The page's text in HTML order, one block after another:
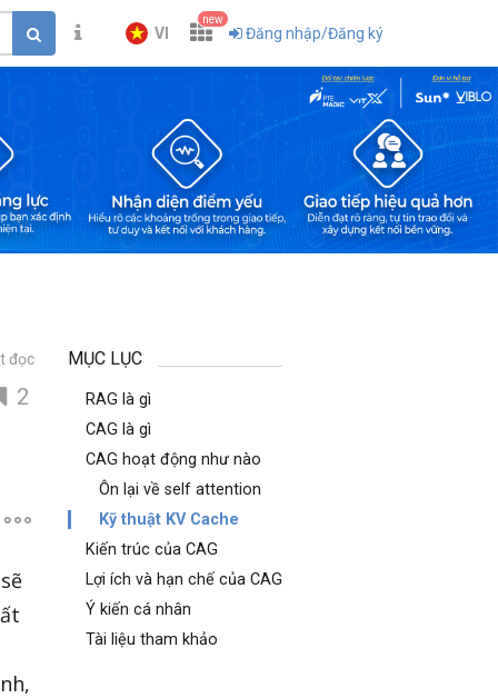
VI
new
Đăng nhập/Đăng ký
đọc
2
MỤC LỤC
RAG là gì
CAG là gì
CAG hoạt động như nào
Ôn lại về self attention
Kỹ thuật KV Cache
Kiến trúc của CAG
Lợi ích và hạn chế của CAG
Ý kiến cá nhân
Tài liệu tham khảo